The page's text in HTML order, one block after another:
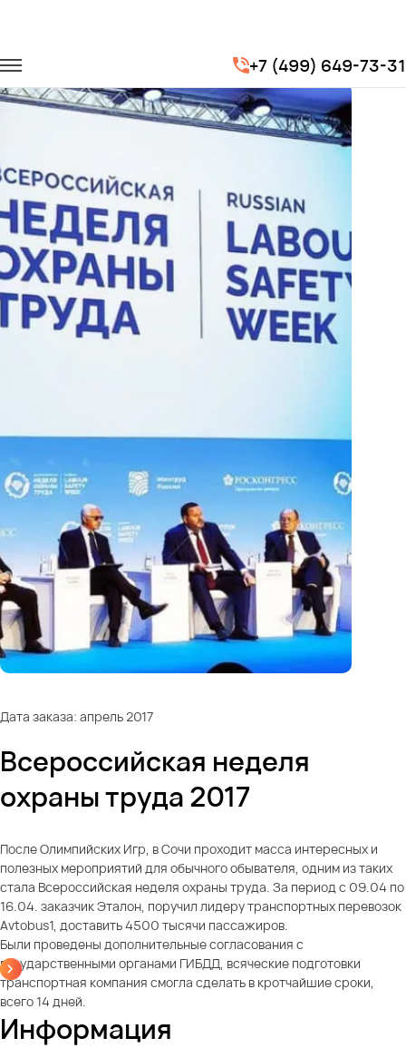
+7 (499) 649-73-31
Транспорт на мероприятия
Всероссийская неделя охраны труда 2017
Дата заказа: апрель 2017
Всероссийская неделя
охраны труда 2017
После Олимпийских Игр, в Сочи проходит масса интересных и
полезных мероприятий для обычного обывателя, одним из таких
стала Всероссийская неделя охраны труда. За период с 09.04 по
16.04. заказчик Эталон, поручил лидеру транспортных перевозок
Avtobus1, доставить 4500 тысячи пассажиров.
Были проведены дополнительные согласования с
государственными органами ГИБДД, всяческие подготовки
транспортная компания смогла сделать в кротчайшие сроки,
всего 14 дней.
Информация